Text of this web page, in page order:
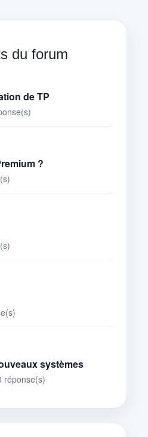
du forum
de TP
?
systèmes
réponse(s)